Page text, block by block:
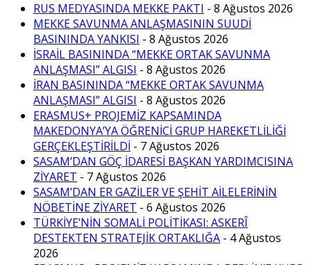
RUS MEDYASINDA MEKKE PAKTI - 8 Ağustos 2026
MEKKE SAVUNMA ANLAŞMASININ SUUDİ
BASININDA YANKISI - 8 Ağustos 2026
İSRAİL BASININDA “MEKKE ORTAK SAVUNMA
ANLAŞMASI” ALGISI - 8 Ağustos 2026
İRAN BASININDA “MEKKE ORTAK SAVUNMA
ANLAŞMASI” ALGISI - 8 Ağustos 2026
ERASMUS+ PROJEMİZ KAPSAMINDA
MAKEDONYA’YA ÖĞRENİCİ GRUP HAREKETLİLİĞİ
GERÇEKLEŞTİRİLDİ - 7 Ağustos 2026
SASAM’DAN GÖÇ İDARESİ BAŞKAN YARDIMCISINA
ZİYARET - 7 Ağustos 2026
SASAM’DAN ER GAZİLER VE ŞEHİT AİLELERİNİN
NÖBETİNE ZİYARET - 6 Ağustos 2026
TÜRKİYE’NİN SOMALİ POLİTİKASI: ASKERÎ
DESTEKTEN STRATEJİK ORTAKLIĞA - 4 Ağustos
2026